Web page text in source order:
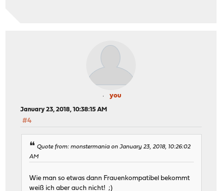
you
January 23, 2018, 10:38:15 AM
#4
Quote from: monstermania on January 23, 2018, 10:26:02
AM
Wie man so etwas dann Frauenkompatibel bekommt
weiß ich aber auch nicht! ;)